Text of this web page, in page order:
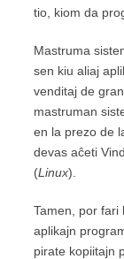
tio, kiom da
Mastruma
sen kiu aliaj
venditaj de
mastruman
en la prezo de
devas aĉeti
(Linux).
Tamen, por fari
aplikajn
pirate kopiitajn